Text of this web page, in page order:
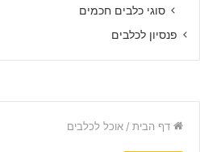
סוגי כלבים חכמים
פנסיון לכלבים